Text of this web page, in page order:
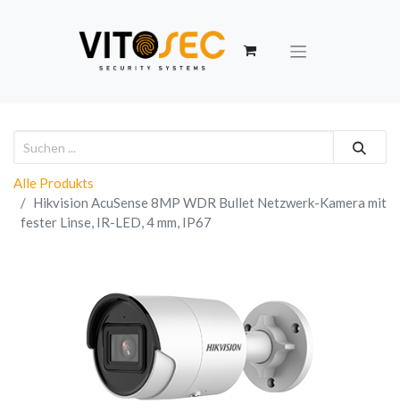
Alle Produkts
Hikvision AcuSense 8MP WDR Bullet Netzwerk-Kamera mit
fester Linse, IR-LED, 4 mm, IP67